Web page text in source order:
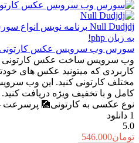
Null Dudjdj برنامه نویس انواع
به زبان php!
سورس وب سرویس عکس کارتونی
وب سرویس ساخت عکس کارتونی
مختلف کارتونی کنید. این وب
کامل و با تخفیف ویژه دریافت
نوع عکسی به کارتونی🎑 پرسرعت –
1 دانلود
5.0
تومان546.000